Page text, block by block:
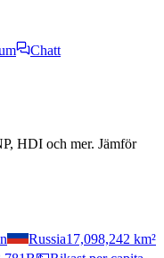
Chatt
HDI och mer. Jämför
Russia17,098,242 km²